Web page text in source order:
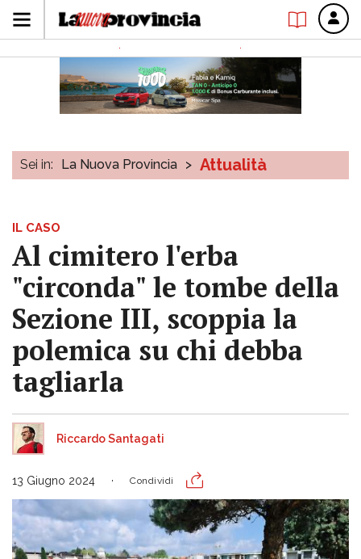
Sei in: La Nuova Provincia > Attualità
IL CASO
Al cimitero l'erba
"circonda" le tombe della
Sezione III, scoppia la
polemica su chi debba
tagliarla
Riccardo Santagati
13 Giugno 2024 Condividi